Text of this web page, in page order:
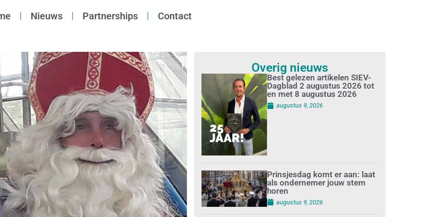
Nieuws Partnerships Contact
Overig nieuws
Best gelezen artikelen SIEV-
Dagblad 2 augustus 2026 tot
en met 8 augustus 2026
augustus 9, 2026
Prinsjesdag komt er aan: laat
als ondernemer jouw stem
horen
augustus 9, 2026